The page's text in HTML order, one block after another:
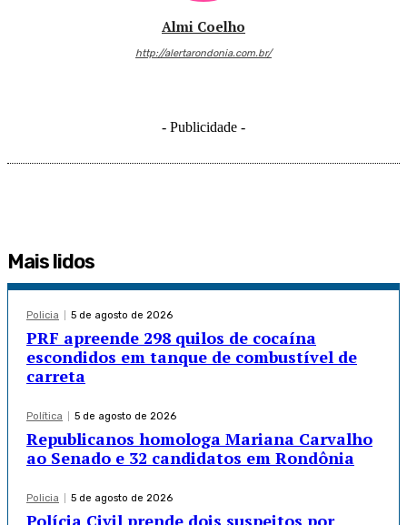
Almi Coelho
http://alertarondonia.com.br/
- Publicidade -
Mais lidos
Policia 5 de agosto de 2026
PRF apreende 298 quilos de cocaína
escondidos em tanque de combustível de
carreta
Política 5 de agosto de 2026
Republicanos homologa Mariana Carvalho
ao Senado e 32 candidatos em Rondônia
Policia 5 de agosto de 2026
Polícia Civil prende dois suspeitos por